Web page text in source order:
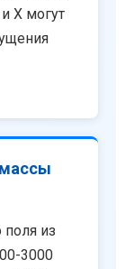
X могут
из
3000